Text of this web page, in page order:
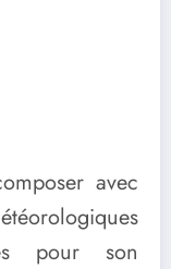
avec
pour son